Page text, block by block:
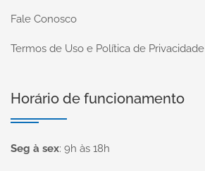
Fale Conosco
Termos de Uso e Política de Privacidade
Horário de funcionamento
Seg à sex: 9h às 18h